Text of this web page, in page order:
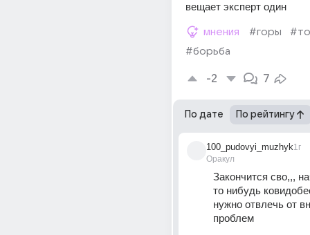
вещает эксперт один
мнения #горы
#борьба
-2 7
По дате По рейтингу
100_pudovyi_muzhyk
Оракул
1г
Закончится сво,,,
то нибудь
нужно отвлечь от
проблем